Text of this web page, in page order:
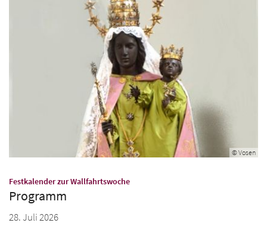
© Vosen
Festkalender zur Wallfahrtswoche:
Programm
28. Juli 2026